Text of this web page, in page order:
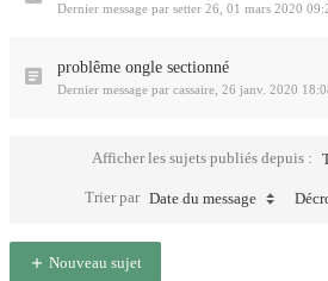
Dernier message par setter 26 01 mars 2020
problême ongle sectionné
Dernier message par cassaire 26 janv. 2020
Afficher les sujets publiés depuis :
Trier par Date du message
Nouveau sujet